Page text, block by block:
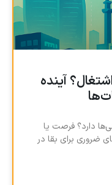
آینده
دارد؟ فرصت یا
ضروری برای بقا در